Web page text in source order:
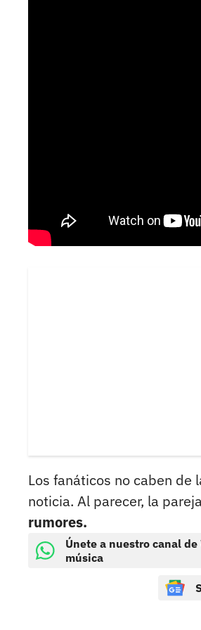
Los fanáticos no caben de
noticia. Al parecer, la pareja
rumores.
Únete a nuestro canal
música